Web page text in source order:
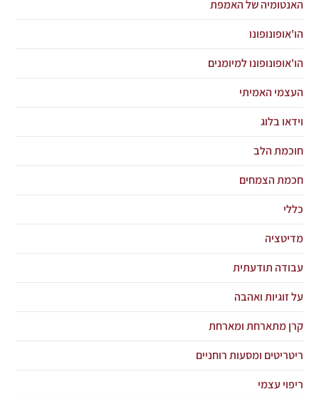
האנטומיה של האמפת
הו'אופונופונו
הו'אופונופונו למיומנים
העצמי האמיתי
וידאו בלוג
חוכמת הלב
חכמת הצמחים
כללי
מדיטציה
עבודה תודעתית
על זוגיות ואהבה
קרן מתארחת ומארחת
ריטריטים ומסעות רוחניים
ריפוי עצמי